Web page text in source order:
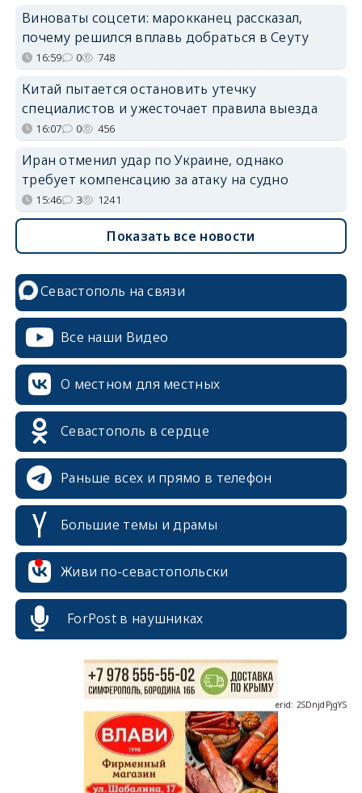
Виноваты соцсети: марокканец рассказал,
почему решился вплавь добраться в Сеуту
16:59 0 748
Китай пытается остановить утечку
специалистов и ужесточает правила выезда
16:07 0 456
Иран отменил удар по Украине, однако
требует компенсацию за атаку на судно
15:46 3 1241
Показать все новости
Севастополь на связи
Все наши Видео
О местном для местных
Севастополь в сердце
Раньше всех и прямо в телефон
Большие темы и драмы
Живи по-севастопольски
ForPost в наушниках
erid: 2SDnjcrDNw6
erid: 2SDnjdvhGXG